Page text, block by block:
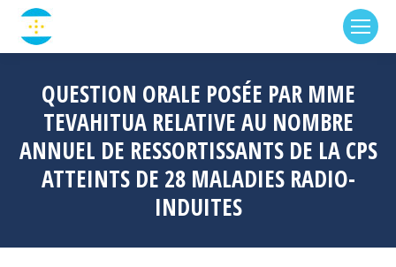
QUESTION ORALE POSÉE PAR MME
TEVAHITUA RELATIVE AU NOMBRE
ANNUEL DE RESSORTISSANTS DE LA CPS
ATTEINTS DE 28 MALADIES RADIO-
INDUITES